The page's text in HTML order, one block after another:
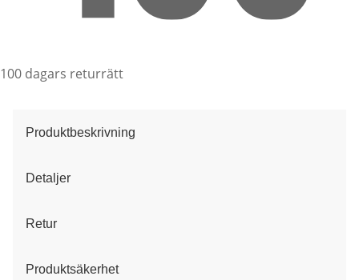
100 dagars returrätt
Produktbeskrivning
Detaljer
Retur
Produktsäkerhet